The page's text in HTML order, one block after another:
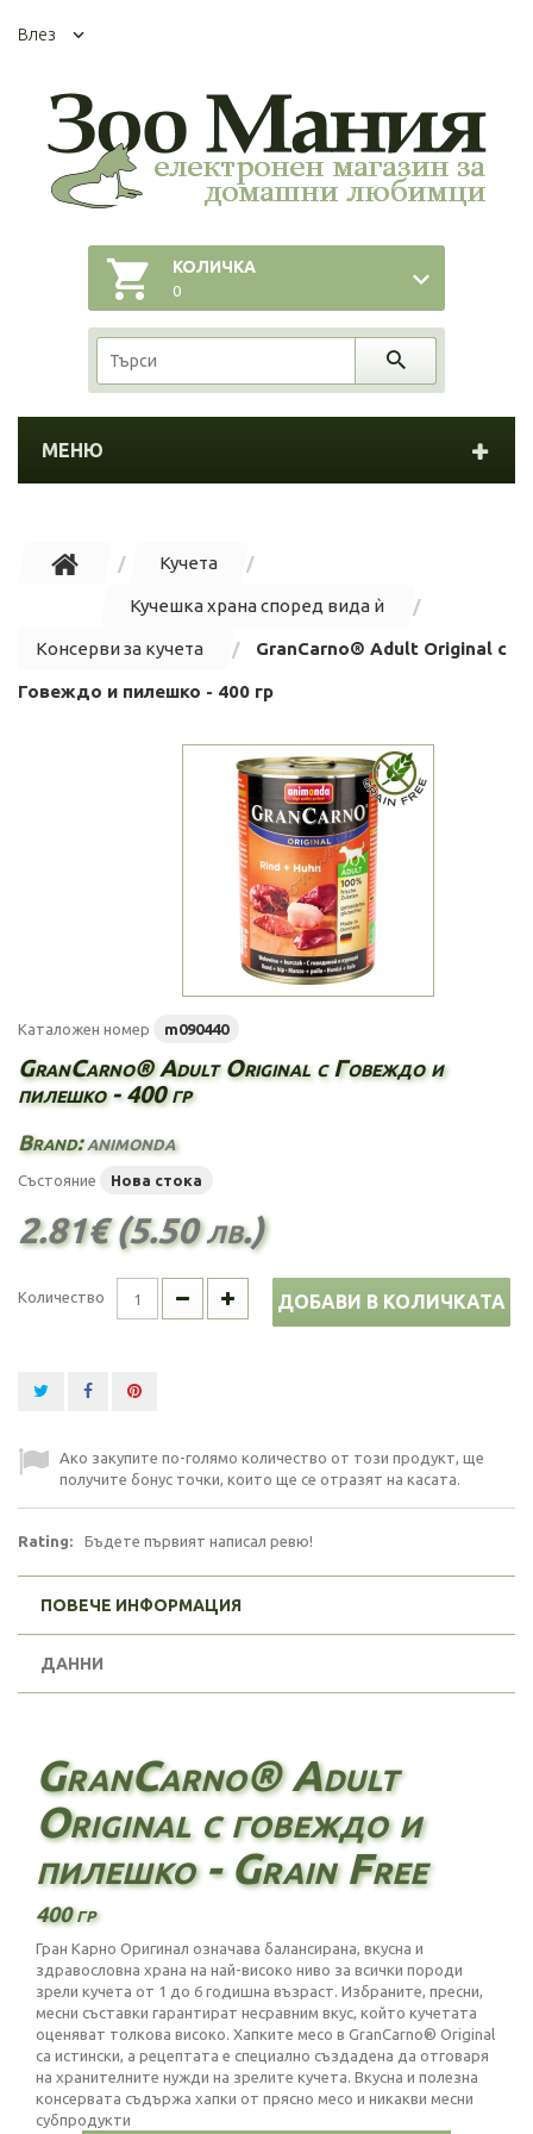
Влез
КОЛИЧКА
0
МЕНЮ
Кучета
Кучешка храна според вида ѝ
Консерви за кучета GranCarno® Adult Original с
Говеждо и пилешко - 400 гр
Каталожен номер m090440
GranCarno® Adult Original с Говеждо и
пилешко - 400 гр
Brand:animonda
Състояние Нова стока
2.81€ (5.50 лв.)
Количество ДОБАВИ В КОЛИЧКАТА
Ако закупите по-голямо количество от този продукт, ще
получите бонус точки, които ще се отразят на касата.
Rating: Бъдете първият написал ревю!
ПОВЕЧЕ ИНФОРМАЦИЯ
ДАННИ
GranCarno® Adult
Original с говеждо и
пилешко - Grain Free
400 гр
Гран Карно Оригинал означава балансирана, вкусна и
здравословна храна на най-високо ниво за всички породи
зрели кучета от 1 до 6 годишна възраст. Избраните, пресни,
месни съставки гарантират несравним вкус, който кучетата
оценяват толкова високо. Хапките месо в GranCarno® Original
са истински, а рецептата е специално създадена да отговаря
на хранителните нужди на зрелите кучета. Вкусна и полезна
консервата съдържа хапки от прясно месо и никакви месни
субпродукти